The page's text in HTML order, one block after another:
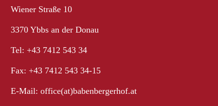
Wiener Straße 10
3370 Ybbs an der Donau
Tel: +43 7412 543 34
Fax: +43 7412 543 34-15
E-Mail:office(at)babenbergerhof.at